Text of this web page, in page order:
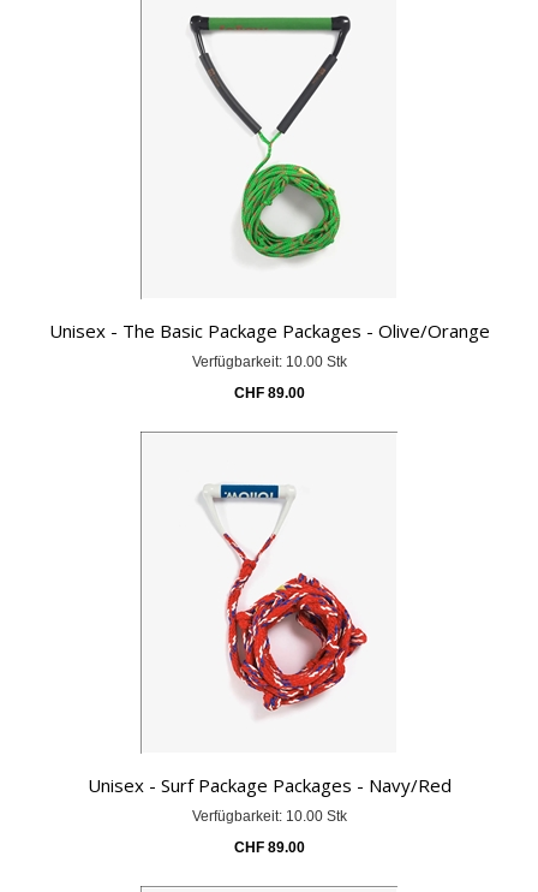
Unisex - The Basic Package Packages - Olive/Orange
Verfügbarkeit: 10.00 Stk
CHF89.00
Unisex - Surf Package Packages - Navy/Red
Verfügbarkeit: 10.00 Stk
CHF89.00